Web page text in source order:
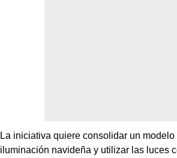
La iniciativa quiere consolidar un
iluminación navideña y utilizar las luces